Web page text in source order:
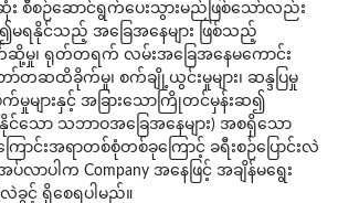
း စီစဉ်ဆောင်ရွက်ပေးသွားမည်ဖြစ်သော်လည်း
မရနိုင်သည့် အခြေအနေများ ဖြစ်သည့်
ဆို့မှု၊ ရုတ်တရက် လမ်းအခြေအနေမကောင်း
ော်တဆထိခိုက်မှု၊ စက်ချို့ယွင်းမှုများ၊ ဆန္ဒပြမှု
ဖက်မှုများနှင့် အခြားသောကြိုတင်မှန်းဆ၍
င်သော သဘာဝအခြေအနေများ) အစရှိသော
ောင်းအရာတစ်စုံတစ်ခုကြောင့် ခရီးစဉ်ပြောင်းလဲ
လာပါက Company အနေဖြင့် အချိန်မရွေး
လဲခွင့် ရှိစေရပါမည်။